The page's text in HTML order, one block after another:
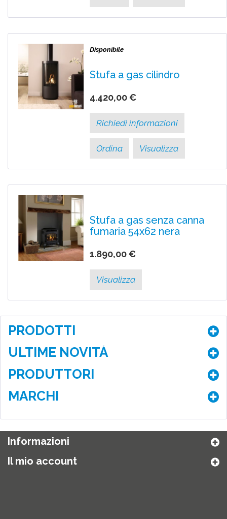
Disponibile
Stufa a gas cilindro
4.420,00 €
Richiedi informazioni
Ordina Visualizza
Stufa a gas senza canna
fumaria 54x62 nera
1.890,00 €
Visualizza
PRODOTTI
ULTIME NOVITÀ
PRODUTTORI
MARCHI
Informazioni
Il mio account